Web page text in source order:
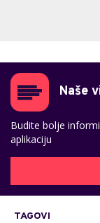
Naše
Budite bolje
aplikaciju
TAGOVI